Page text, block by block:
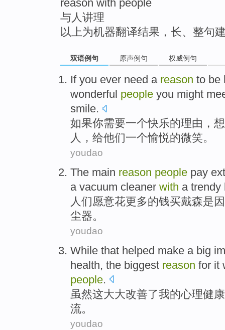
reason with people
与人讲理
以上为机器翻译结果，长、整句
双语例句 原声例句 权威例句
If you ever need a reason to be
wonderful people you might
smile.
如果你需要一个快乐的理由 ，
人 ， 给他们一个愉悦的微笑。
youdao
The main reason people pay
a vacuum cleaner with a trendy
人们愿意花更多的钱买戴森是
尘器。
youdao
While that helped make a big
health, the biggest reason for it
people.
虽然这大大改善了我的心理健
流。
youdao